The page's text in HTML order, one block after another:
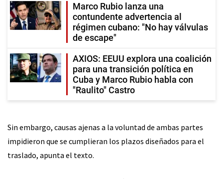
Marco Rubio lanza una
contundente advertencia al
régimen cubano: "No hay válvulas
de escape"
AXIOS: EEUU explora una coalición
para una transición política en
Cuba y Marco Rubio habla con
"Raulito" Castro
Sin embargo, causas ajenas a la voluntad de ambas partes
impidieron que se cumplieran los plazos diseñados para el
traslado, apunta el texto.